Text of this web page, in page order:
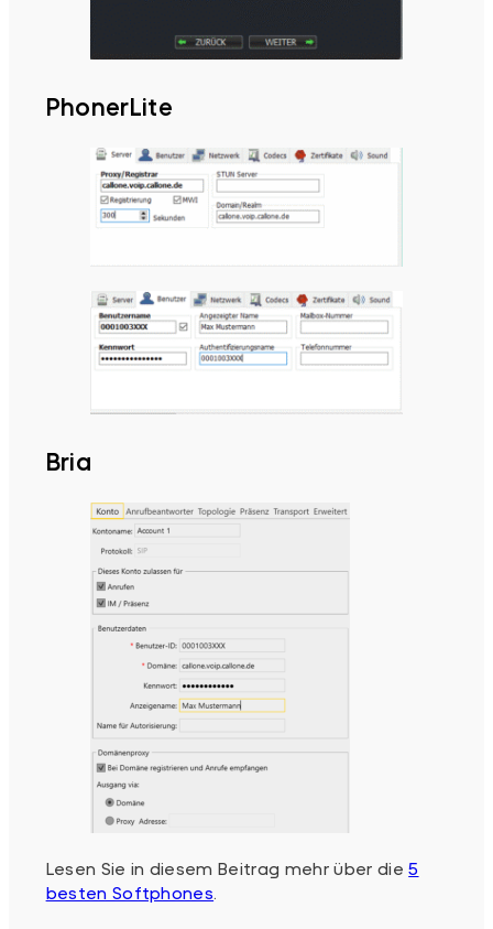
PhonerLite
Bria
Lesen Sie in diesem Beitrag mehr über die5
besten Softphones.